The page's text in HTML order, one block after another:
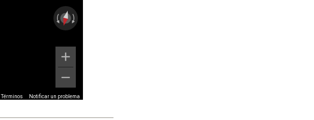
Términos Notificar un problema